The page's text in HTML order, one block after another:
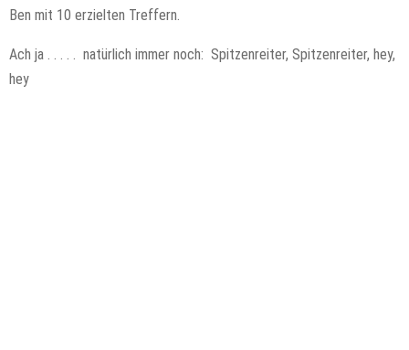
Ben mit 10 erzielten Treffern.
Ach ja . . . . . natürlich immer noch: Spitzenreiter, Spitzenreiter, hey,
hey